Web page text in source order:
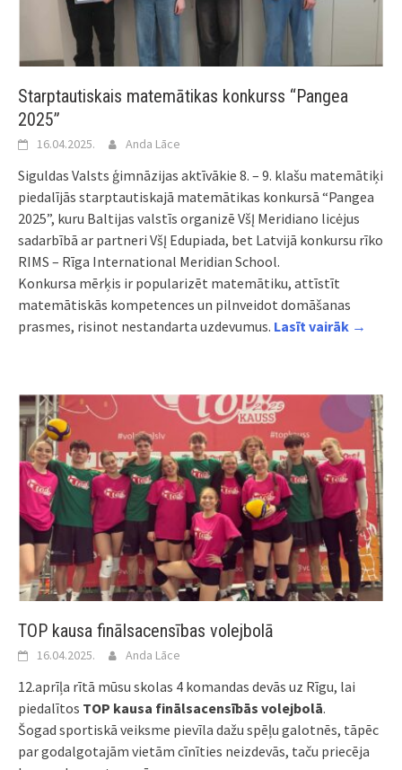
Starptautiskais matemātikas konkurss “Pangea
2025”
16.04.2025. Anda Lāce
Siguldas Valsts ģimnāzijas aktīvākie 8. – 9. klašu matemātiķi
piedalījās starptautiskajā matemātikas konkursā “Pangea
2025”, kuru Baltijas valstīs organizē VšĮ Meridiano licėjus
sadarbībā ar partneri VšĮ Edupiada, bet Latvijā konkursu rīko
RIMS – Rīga International Meridian School.
Konkursa mērķis ir popularizēt matemātiku, attīstīt
matemātiskās kompetences un pilnveidot domāšanas
prasmes, risinot nestandarta uzdevumus. Lasīt vairāk →
TOP kausa finālsacensības volejbolā
16.04.2025. Anda Lāce
12.aprīļa rītā mūsu skolas 4 komandas devās uz Rīgu, lai
piedalītos TOP kausa finālsacensībās volejbolā.
Šogad sportiskā veiksme pievīla dažu spēļu galotnēs, tāpēc
par godalgotajām vietām cīnīties neizdevās, taču priecēja